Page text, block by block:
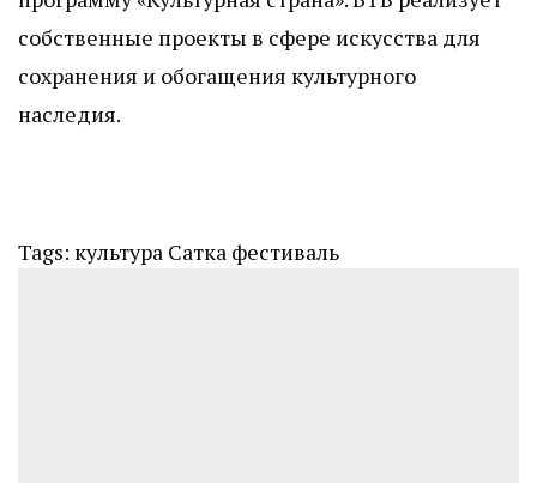
собственные проекты в сфере искусства для
сохранения и обогащения культурного
наследия.
Tags: культура Сатка фестиваль